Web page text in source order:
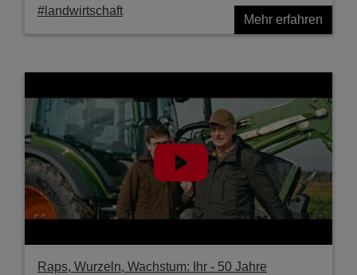
#landwirtschaft
Mehr erfahren
Raps, Wurzeln, Wachstum: Ihr - 50 Jahre